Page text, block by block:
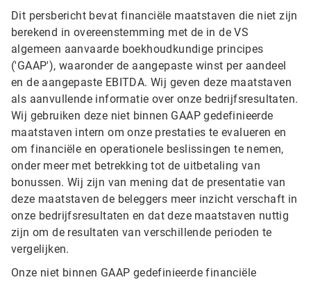
Dit persbericht bevat financiële maatstaven die niet zijn
berekend in overeenstemming met de in de VS
algemeen aanvaarde boekhoudkundige principes
('GAAP'), waaronder de aangepaste winst per aandeel
en de aangepaste EBITDA. Wij geven deze maatstaven
als aanvullende informatie over onze bedrijfsresultaten.
Wij gebruiken deze niet binnen GAAP gedefinieerde
maatstaven intern om onze prestaties te evalueren en
om financiële en operationele beslissingen te nemen,
onder meer met betrekking tot de uitbetaling van
bonussen. Wij zijn van mening dat de presentatie van
deze maatstaven de beleggers meer inzicht verschaft in
onze bedrijfsresultaten en dat deze maatstaven nuttig
zijn om de resultaten van verschillende perioden te
vergelijken.
Onze niet binnen GAAP gedefinieerde financiële